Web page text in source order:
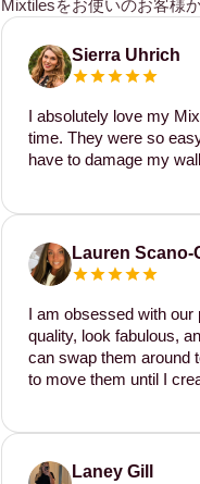
Mixtilesをお使いのお客様
Sierra Uhrich
I absolutely love my
time. They were so
have to damage my
Lauren Scano-
I am obsessed with
quality, look fabulous,
can swap them around
to move them until I
Laney Gill